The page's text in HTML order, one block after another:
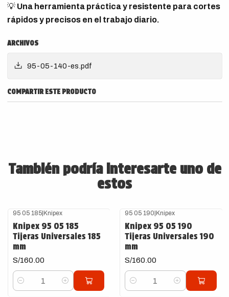
💡 Una herramienta práctica y resistente para cortes
rápidos y precisos en el trabajo diario.
ARCHIVOS
95-05-140-es.pdf
COMPARTIR ESTE PRODUCTO
También podría interesarte uno de
estos
95 05 185|Knipex
Knipex 95 05 185
Tijeras Universales 185
mm
S/160.00
Cantidad
95 05 190|Knipex
Knipex 95 05 190
Tijeras Universales 190
mm
S/160.00
Cantidad